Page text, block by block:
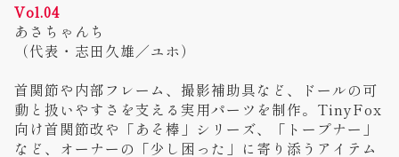
Vol.04
あさちゃんち
（代表・志田久雄／ユホ）
首関節や内部フレーム、撮影補助具など、ドールの可
動と扱いやすさを支える実用パーツを制作。TinyFox
向け首関節改や「あそ棒」シリーズ、「トープナー」
など、オーナーの「少し困った」に寄り添うアイテム